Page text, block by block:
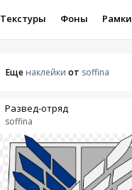
Текстуры Фоны Рамки
Еще наклейки от soffina
soffina
Развед-отряд